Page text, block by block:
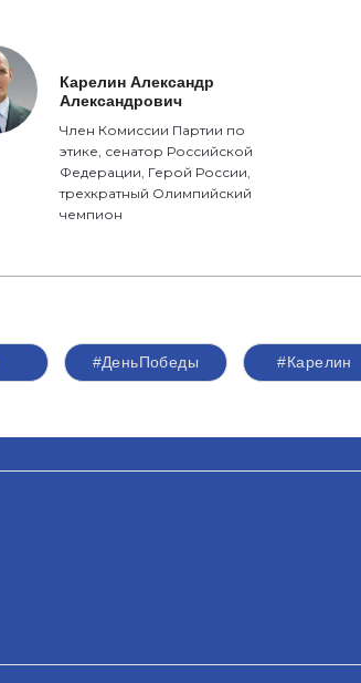
Карелин Александр
Александрович
Член Комиссии Партии по
этике, сенатор Российской
Федерации, Герой России,
трехкратный Олимпийский
чемпион
#ДеньПобеды #Карелин